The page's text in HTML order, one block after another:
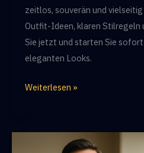
zeitlos, souverän und
Outfit-Ideen, klaren Stilregeln
Sie jetzt und starten Sie
eleganten Looks.
Stilschreiber:
Kombi
Weiterlesen »